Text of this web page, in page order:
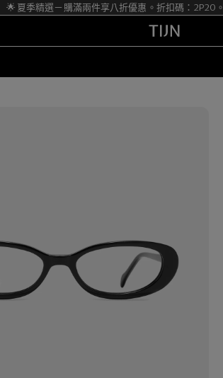
🌟 夏季精選－購滿兩件享八折優惠。折扣碼：2P20。✨